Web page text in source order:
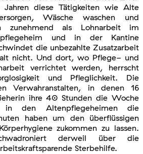
diese Tätigkeiten wie Alte
Wäsche waschen und
zunehmend als Lohnarbeit im
und in der Kantine
die unbezahlte Zusatzarbeit
nicht. Und dort, wo Pflege- und
verrichtet werden, herrscht
und Pfleglichkeit. Die
Verwahranstalten, in denen 16
ihre 40 Stunden die Woche
in den Altenpflegeheimen die
haben um den überflüssigen
zukommen zu lassen.
derweil über die
Sterbehilfe.